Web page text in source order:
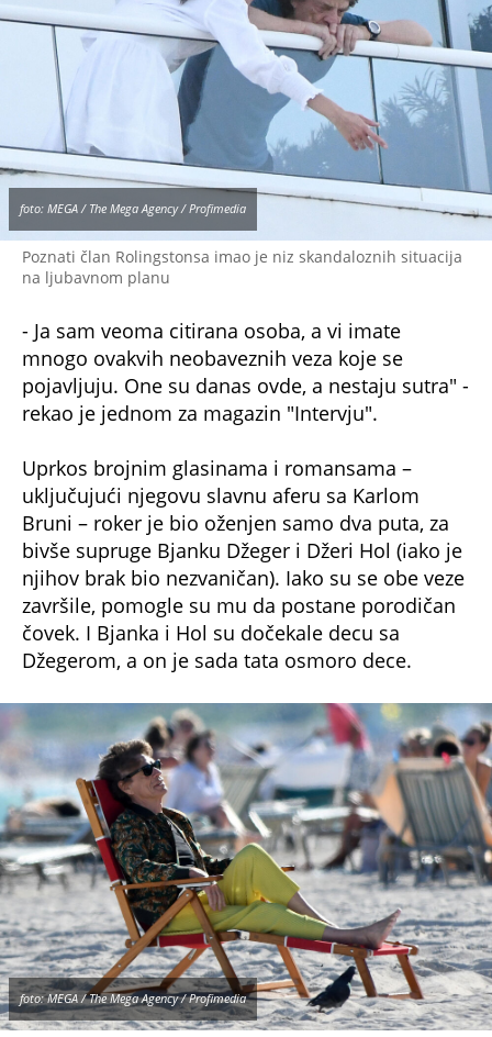
Poznati član Rolingstonsa imao je niz skandaloznih situacija
na ljubavnom planu
foto: MEGA / The Mega Agency / Profimedia
mnogo ovakvih neobaveznih veza koje se
pojavljuju. One su danas ovde, a nestaju sutra" -
rekao je jednom za magazin "Intervju".
uključujući njegovu slavnu aferu sa Karlom
Bruni – roker je bio oženjen samo dva puta, za
bivše supruge Bjanku Džeger i Džeri Hol (iako je
njihov brak bio nezvaničan). Iako su se obe veze
završile, pomogle su mu da postane porodičan
čovek. I Bjanka i Hol su dočekale decu sa
Džegerom, a on je sada tata osmoro dece.
Rolingstonsi su se brzo probijali ka slavi
foto: MEGA / The Mega Agency / Profimedia